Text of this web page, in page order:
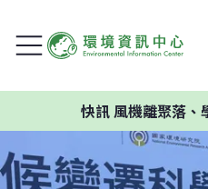
風機離聚落、學校